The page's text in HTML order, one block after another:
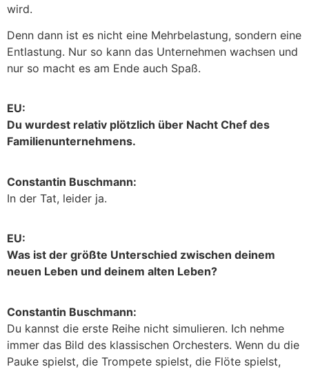
wird.
Denn dann ist es nicht eine Mehrbelastung, sondern eine
Entlastung. Nur so kann das Unternehmen wachsen und
nur so macht es am Ende auch Spaß.
EU:
Du wurdest relativ plötzlich über Nacht Chef des
Familienunternehmens.
Constantin Buschmann:
In der Tat, leider ja.
EU:
Was ist der größte Unterschied zwischen deinem
neuen Leben und deinem alten Leben?
Constantin Buschmann:
Du kannst die erste Reihe nicht simulieren. Ich nehme
immer das Bild des klassischen Orchesters. Wenn du die
Pauke spielst, die Trompete spielst, die Flöte spielst,